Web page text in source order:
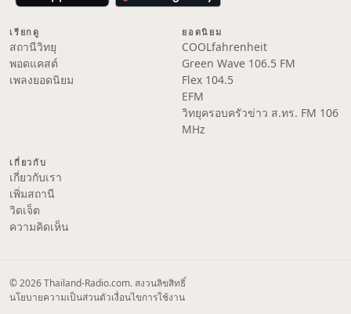
เรียกดู
สถานีวิทยุ
พอดแคสต์
เพลงยอดนิยม
ยอดนิยม
COOLfahrenheit
Green Wave 106.5 FM
Flex 104.5
EFM
วิทยุครอบครัวข่าว ส.ทร. FM 106
MHz
เกี่ยวกับ
เกี่ยวกับเรา
เพิ่มสถานี
วิดเจ็ต
ความคิดเห็น
© 2026 Thailand-Radio.com. สงวนลิขสิทธิ์
นโยบายความเป็นส่วนตัวเงื่อนไขการใช้งาน